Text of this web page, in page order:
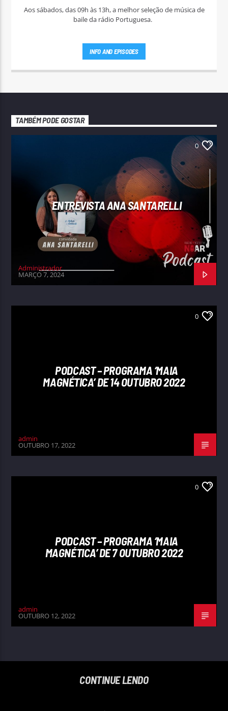
Aos sábados, das 09h às 13h, a melhor seleção de música de
INFO AND EPISODES
TAMBÉM PODE GOSTAR
0
ENTREVISTA ANA SANTARELLI
Administrador
MARÇO 7, 2024
0
PODCAST – PROGRAMA ‘MAIA
MAGNÉTICA’ DE 14 OUTUBRO 2022
admin
OUTUBRO 17, 2022
0
PODCAST – PROGRAMA ‘MAIA
MAGNÉTICA’ DE 7 OUTUBRO 2022
admin
OUTUBRO 12, 2022
CONTINUE LENDO